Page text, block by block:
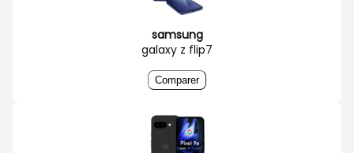
samsung
galaxy z flip7
Comparer